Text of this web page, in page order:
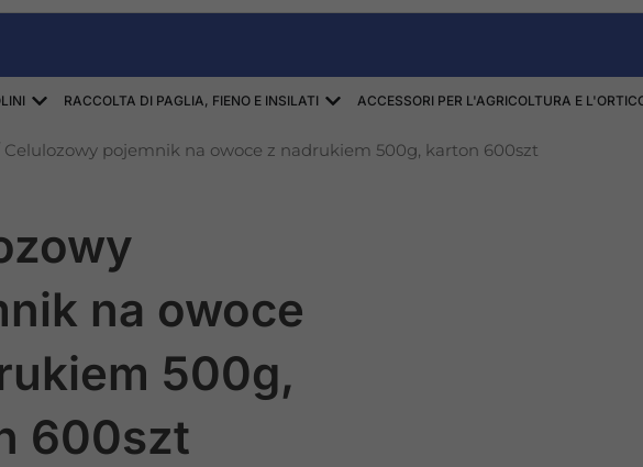
SIATKI
BIG-BAG
Aprire PLANDEKI
RACCOLTA DI PAGLIA, FIENO E INSILATI Aprire ZBIÓR SŁOMY, SIANA,
ACCESSORI PER L'AGRICOLTURA E
Celulozowy pojemnik na owoce z nadrukiem 500g, karton 600szt
na owoce
500g,
600szt